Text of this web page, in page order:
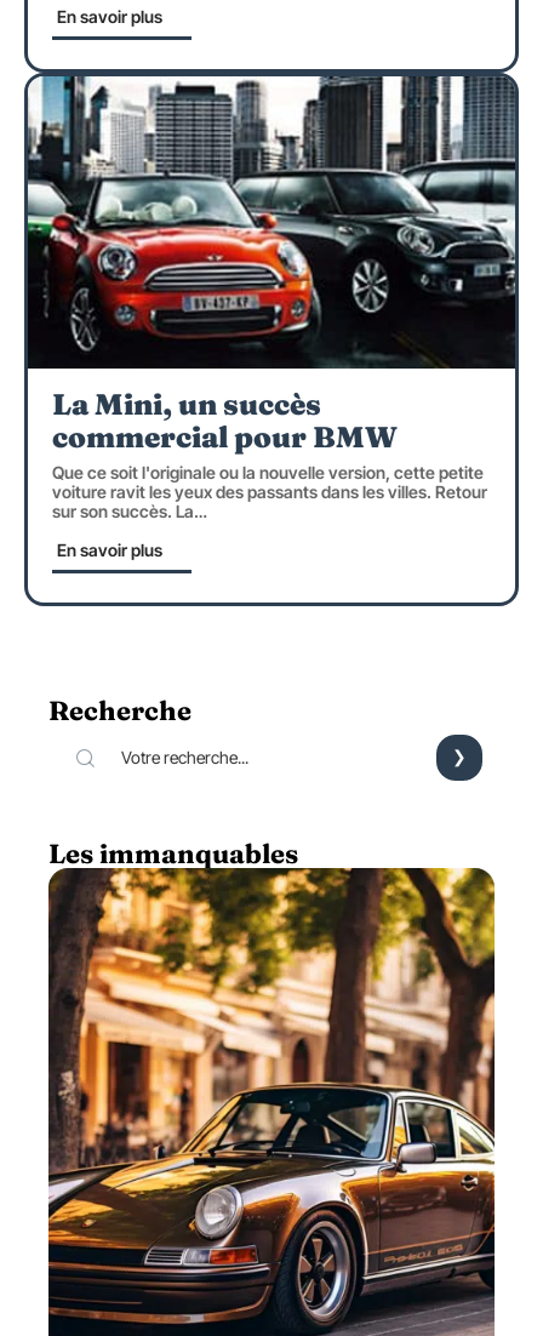
En savoir plus
La Mini, un succès
commercial pour BMW
Que ce soit l'originale ou la nouvelle version, cette petite
voiture ravit les yeux des passants dans les villes. Retour
sur son succès. La…
En savoir plus
Recherche
Les immanquables